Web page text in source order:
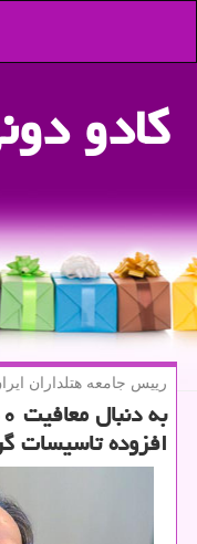
كادو
رییس جامعه هتلداران
افزوده